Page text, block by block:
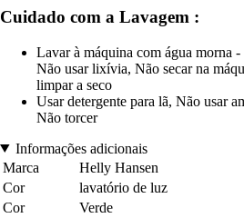
Cuidado com a Lavagem :
Lavar à máquina com água morna
Não usar lixívia, Não secar na
limpar a seco
Usar detergente para lã, Não usar
Não torcer
Informações adicionais
Marca
Helly Hansen
Cor
lavatório de luz
Cor
Verde